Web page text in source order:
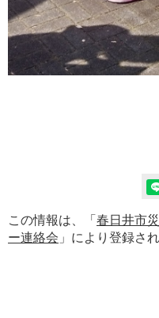
この情報は、「 春日井市
ー連絡会 」により登録さ